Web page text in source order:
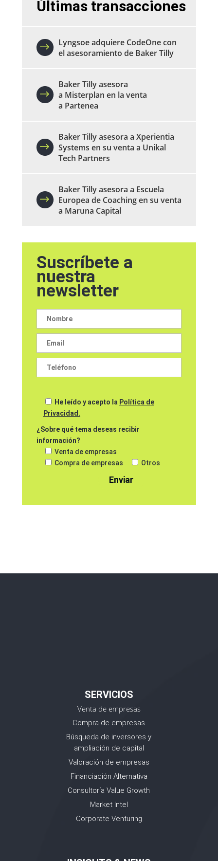
Últimas transacciones
Lyngsoe adquiere CodeOne con
el asesoramiento de Baker Tilly
Baker Tilly asesora
a Misterplan en la venta
a Partenea
Baker Tilly asesora a Xperientia
Systems en su venta a Unikal
Tech Partners
Baker Tilly asesora a Escuela
Europea de Coaching en su venta
a Maruna Capital
Suscríbete a
nuestra
newsletter
He leído y acepto la Política de
Privacidad.
¿Sobre qué tema deseas recibir
información?
Venta de empresas
Compra de empresas
Otros
SERVICIOS
Venta de empresas
Compra de empresas
Búsqueda de inversores y
ampliación de capital
Valoración de empresas
Financiación Alternativa
Consultoría Value Growth
Market Intel
Corporate Venturing